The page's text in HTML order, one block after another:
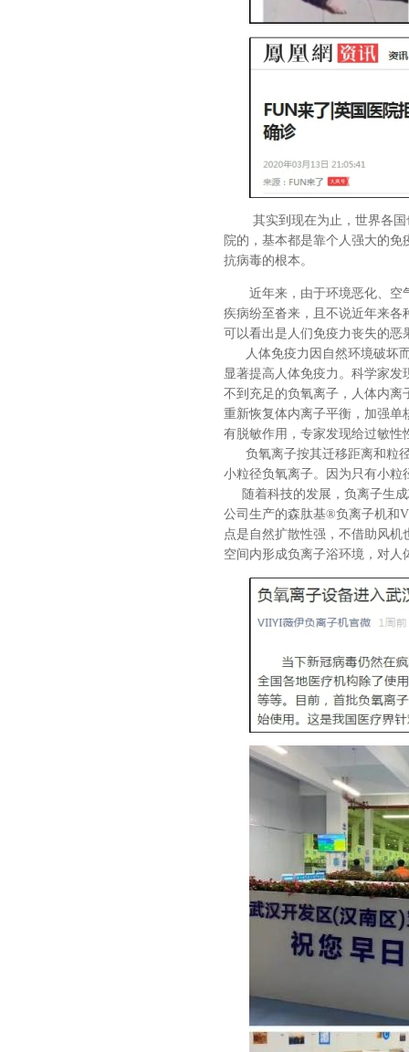
其实到现在为止，世界各
院的，基本都是靠个人强大的
抗病毒的根本。
近年来，由于环境恶化、空
疾病纷至沓来，且不说近年来各
可以看出是人们免疫力丧失的恶
人体免疫力因自然环境破坏而
显著提高人体免疫力。科学家
不到充足的负氧离子，人体内离
重新恢复体内离子平衡，加强单
有脱敏作用，专家发现给过敏性
负氧离子按其迁移距离和粒径
小粒径负氧离子。因为只有小粒
随着科技的发展，负离子生成
公司生产的森肽基®负离子机和
点是自然扩散性强，不借助风
空间内形成负离子浴环境，对